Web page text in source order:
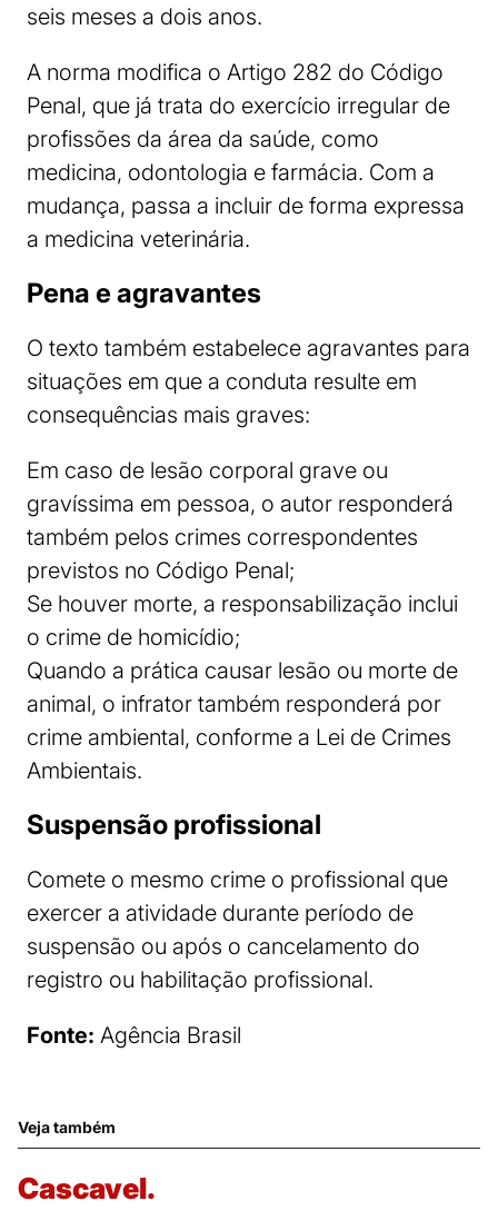
seis meses a dois anos.
A norma modifica o Artigo 282 do Código
Penal, que já trata do exercício irregular de
profissões da área da saúde, como
medicina, odontologia e farmácia. Com a
mudança, passa a incluir de forma expressa
a medicina veterinária.
Pena e agravantes
O texto também estabelece agravantes para
situações em que a conduta resulte em
consequências mais graves:
Em caso de lesão corporal grave ou
gravíssima em pessoa, o autor responderá
também pelos crimes correspondentes
previstos no Código Penal;
Se houver morte, a responsabilização inclui
o crime de homicídio;
Quando a prática causar lesão ou morte de
animal, o infrator também responderá por
crime ambiental, conforme a Lei de Crimes
Ambientais.
Suspensão profissional
Comete o mesmo crime o profissional que
exercer a atividade durante período de
suspensão ou após o cancelamento do
registro ou habilitação profissional.
Fonte: Agência Brasil
Veja também
Cascavel.